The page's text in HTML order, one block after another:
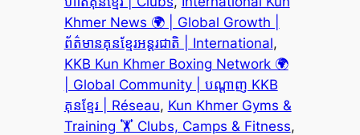
Khmer News 🌍 | Global Growth |
ព័ត៌មានគុនខ្មែរអន្តរជាតិ | International
KKB Kun Khmer Boxing Network 🌍
| Global Community | បណ្តាញ KKB
គុនខ្មែរ | Réseau, Kun Khmer Gyms &
Training 🏋️ Clubs, Camps & Fitness